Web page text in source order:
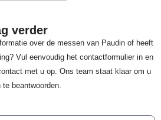
verder
over de messen van Paudin of heeft
Vul eenvoudig het contactformulier in en
met u op. Ons team staat klaar om u
beantwoorden.